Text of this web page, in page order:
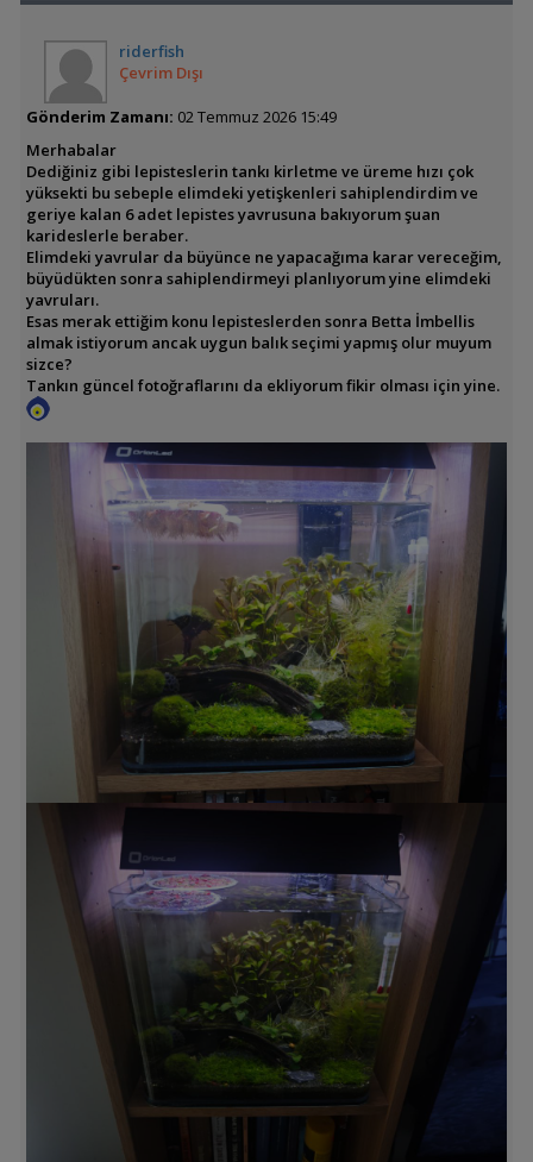
riderfish
Çevrim Dışı
Gönderim Zamanı: 02 Temmuz 2026 15:49
Merhabalar
Dediğiniz gibi lepisteslerin tankı kirletme ve üreme hızı çok
yüksekti bu sebeple elimdeki yetişkenleri sahiplendirdim ve
geriye kalan 6 adet lepistes yavrusuna bakıyorum şuan
karideslerle beraber.
Elimdeki yavrular da büyünce ne yapacağıma karar vereceğim,
büyüdükten sonra sahiplendirmeyi planlıyorum yine elimdeki
yavruları.
Esas merak ettiğim konu lepisteslerden sonra Betta İmbellis
almak istiyorum ancak uygun balık seçimi yapmış olur muyum
sizce?
Tankın güncel fotoğraflarını da ekliyorum fikir olması için yine.